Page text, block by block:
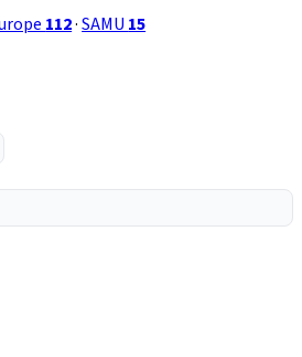
112·SAMU 15